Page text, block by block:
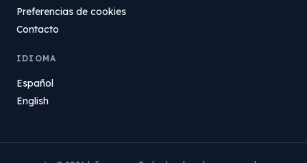
Preferencias de cookies
Contacto
IDIOMA
Español
English